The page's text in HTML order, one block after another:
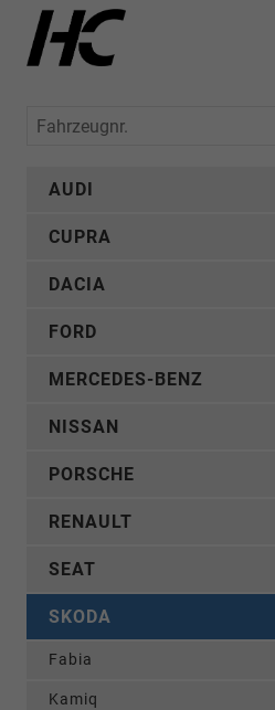
Fahrzeugnr.
AUDI
CUPRA
DACIA
FORD
MERCEDES-BENZ
NISSAN
PORSCHE
RENAULT
SEAT
SKODA
Fabia
Kamiq